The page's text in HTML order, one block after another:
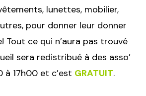
lunettes, mobilier,
pour donner leur donner
Tout ce qui n’aura pas trouvé
sera redistribué à des asso’
à 17h00 et c’est GRATUIT.